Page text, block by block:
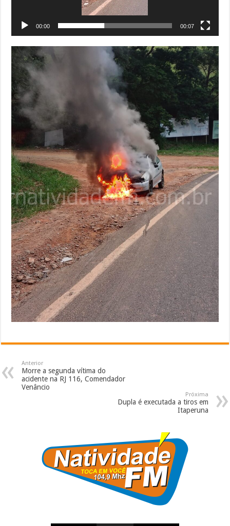
00:00 00:07
Anterior
Morre a segunda vítima do
acidente na RJ 116, Comendador
Venâncio
Próxima
Dupla é executada a tiros em
Itaperuna